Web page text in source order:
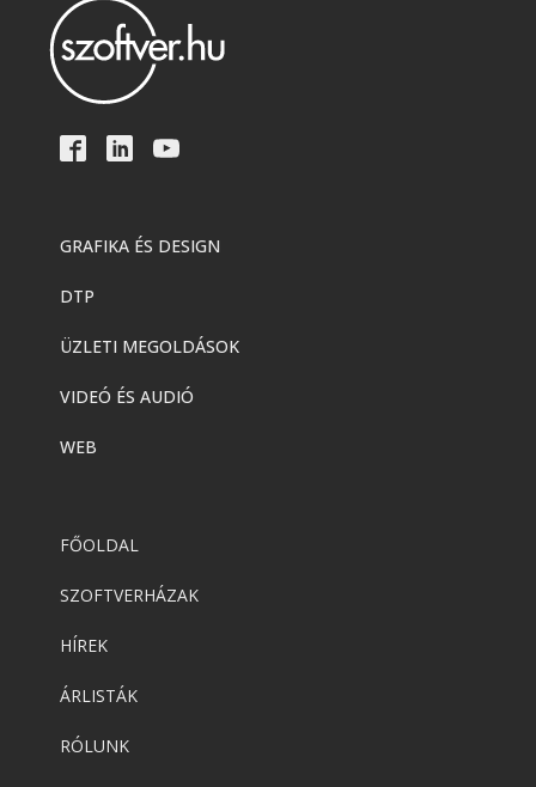
GRAFIKA ÉS DESIGN
DTP
ÜZLETI MEGOLDÁSOK
VIDEÓ ÉS AUDIÓ
WEB
FŐOLDAL
SZOFTVERHÁZAK
HÍREK
ÁRLISTÁK
RÓLUNK